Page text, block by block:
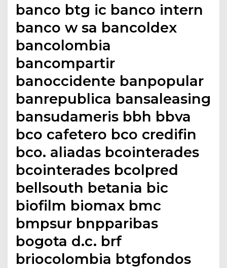
banco btg ic banco intern
banco w sa bancoldex
bancolombia
bancompartir
banoccidente banpopular
banrepublica bansaleasing
bansudameris bbh bbva
bco cafetero bco credifin
bco. aliadas bcointerades
bcointerades bcolpred
bellsouth betania bic
biofilm biomax bmc
bmpsur bnpparibas
bogota d.c. brf
briocolombia btgfondos